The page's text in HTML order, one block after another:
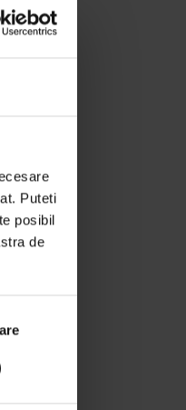
Puteti
posibil
de